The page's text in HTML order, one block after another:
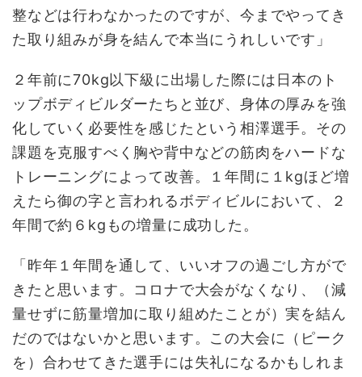
整などは行わなかったのですが、今までやってき
た取り組みが身を結んで本当にうれしいです」
２年前に70kg以下級に出場した際には日本のト
ップボディビルダーたちと並び、身体の厚みを強
化していく必要性を感じたという相澤選手。その
課題を克服すべく胸や背中などの筋肉をハードな
トレーニングによって改善。１年間に１kgほど増
えたら御の字と言われるボディビルにおいて、２
年間で約６kgもの増量に成功した。
「昨年１年間を通して、いいオフの過ごし方がで
きたと思います。コロナで大会がなくなり、（減
量せずに筋量増加に取り組めたことが）実を結ん
だのではないかと思います。この大会に（ピーク
を）合わせてきた選手には失礼になるかもしれま